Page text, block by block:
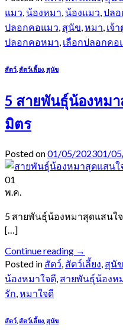
แมว น้องหมา น้องแมว ปลอ
ปลอกคอแมว สุนัข หมา เจ้
ปลอกคอหมา เลือกปลอกคอ
สัตว์ สัตว์เลี้ยง สุนัข
5 สายพันธุ์น้องหม
มิตร
Posted on01/05/202301/
01
พ.ค.
5 สายพันธุ์น้องหมาสุดแสนใ
[…]
Continue reading →
Posted in สัตว์ สัตว์เลี้ยง สุนัข
น้องหมาใจดี สายพันธุ์น้องห
รัก หมาใจดี
สัตว์ สัตว์เลี้ยง สุนัข